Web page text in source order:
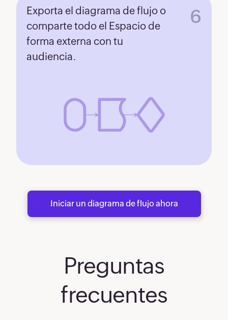
Exporta el diagrama de flujo o
comparte todo el Espacio de
forma externa con tu
audiencia.
6
Iniciar un diagrama de flujo ahora
Preguntas
frecuentes